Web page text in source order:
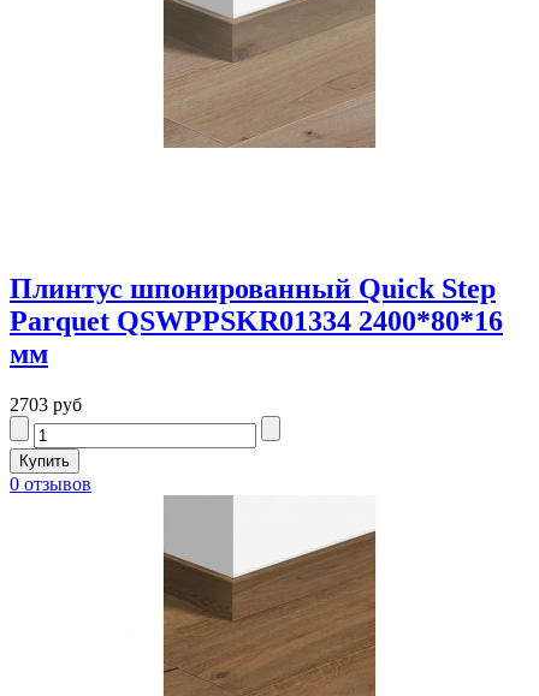
Плинтус шпонированный Quick Step
Parquet QSWPPSKR01334 2400*80*16
мм
2703 руб
0 отзывов